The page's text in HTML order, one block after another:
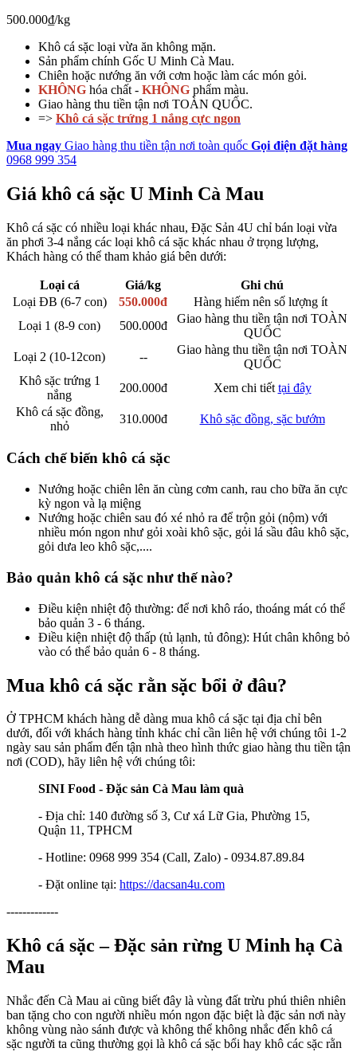
500.000₫/kg
Khô cá sặc loại vừa ăn không mặn.
Sản phẩm chính Gốc U Minh Cà Mau.
Chiên hoặc nướng ăn với cơm hoặc làm các món gỏi.
KHÔNG hóa chất - KHÔNG phẩm màu.
Giao hàng thu tiền tận nơi TOÀN QUỐC.
=> Khô cá sặc trứng 1 nắng cực ngon
Mua ngay Giao hàng thu tiền tận nơi toàn quốc Gọi điện đặt hàng
0968 999 354
Giá khô cá sặc U Minh Cà Mau
Khô cá sặc có nhiều loại khác nhau, Đặc Sản 4U chỉ bán loại vừa
ăn phơi 3-4 nắng các loại khô cá sặc khác nhau ở trọng lượng,
Khách hàng có thể tham khảo giá bên dưới:
Loại cá Giá/kg
Ghi chú
Loại ĐB (6-7 con)
550.000đ
Hàng hiếm nên số lượng ít
Loại 1 (8-9 con)
500.000đ
Giao hàng thu tiền tận nơi TOÀN
QUỐC
Loại 2 (10-12con)
--
Giao hàng thu tiền tận nơi TOÀN
QUỐC
Khô sặc trứng 1
nắng
200.000đ Xem chi tiết tại đây
Khô cá sặc đồng,
nhỏ
310.000đ Khô sặc đồng, sặc bướm
Cách chế biến khô cá sặc
Nướng hoặc chiên lên ăn cùng cơm canh, rau cho bữa ăn cực
kỳ ngon và lạ miệng
Nướng hoặc chiên sau đó xé nhỏ ra để trộn gỏi (nộm) với
nhiều món ngon như gỏi xoài khô sặc, gỏi lá sầu đâu khô sặc,
gỏi dưa leo khô sặc,....
Bảo quản khô cá sặc như thế nào?
Điều kiện nhiệt độ thường: để nơi khô ráo, thoáng mát có thể
bảo quản 3 - 6 tháng.
Điều kiện nhiệt độ thấp (tủ lạnh, tủ đông): Hút chân không bỏ
vào có thể bảo quản 6 - 8 tháng.
Mua khô cá sặc rằn sặc bổi ở đâu?
Ở TPHCM khách hàng dễ dàng mua khô cá sặc tại địa chỉ bên
dưới, đối với khách hàng tỉnh khác chỉ cần liên hệ với chúng tôi 1-2
ngày sau sản phẩm đến tận nhà theo hình thức giao hàng thu tiền tận
nơi (COD), hãy liên hệ với chúng tôi:
SINI Food - Đặc sản Cà Mau làm quà
- Địa chỉ: 140 đường số 3, Cư xá Lữ Gia, Phường 15,
Quận 11, TPHCM
- Hotline: 0968 999 354 (Call, Zalo) - 0934.87.89.84
- Đặt online tại: https://dacsan4u.com
-------------
Khô cá sặc – Đặc sản rừng U Minh hạ Cà
Mau
Nhắc đến Cà Mau ai cũng biết đây là vùng đất trừu phú thiên nhiên
ban tặng cho con người nhiều món ngon đặc biệt là đặc sản nơi này
không vùng nào sánh được và không thể không nhắc đến khô cá
sặc người ta cũng thường gọi là khô cá sặc bổi hay khô các sặc rằn